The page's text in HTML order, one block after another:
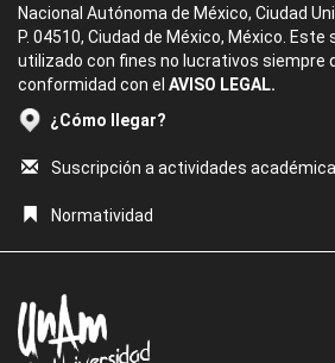
Nacional Autónoma de México, Ciudad
P. 04510, Ciudad de México, México.
utilizado con fines no lucrativos siempre
conformidad con el AVISO LEGAL.
¿Cómo llegar?
Suscripción a actividades
Normatividad